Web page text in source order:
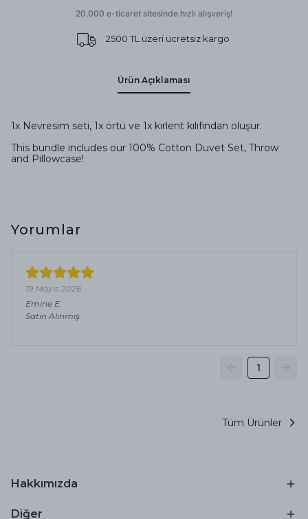
2500 TL üzeri ücretsiz kargo
Ürün Açıklaması
1x Nevresim seti, 1x örtü ve 1x kırlent kılıfından oluşur.
This bundle includes our 100% Cotton Duvet Set, Throw
and Pillowcase!
Yorumlar
19 Mayıs 2026
Emine E.
Satın Alınmış
1
Tüm Ürünler
Hakkımızda
Diğer